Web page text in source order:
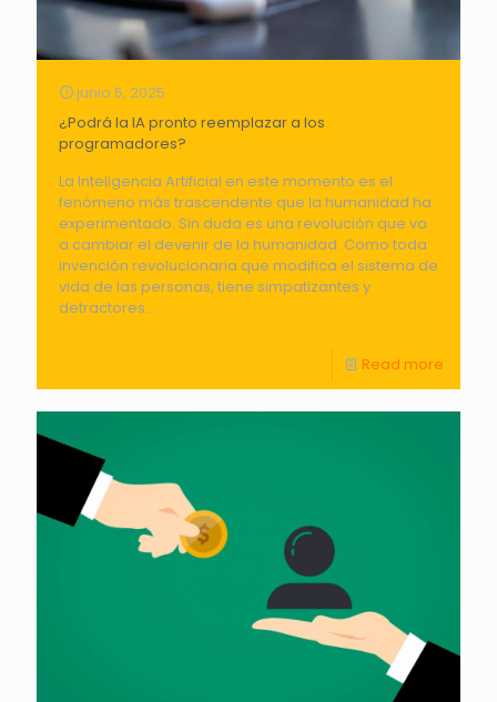
junio 5, 2025
¿Podrá la IA pronto reemplazar a los
programadores?
La Inteligencia Artificial en este momento es el
fenómeno más trascendente que la humanidad ha
experimentado. Sin duda es una revolución que va
a cambiar el devenir de la humanidad. Como toda
invención revolucionaria que modifica el sistema de
vida de las personas, tiene simpatizantes y
detractores...
Read more